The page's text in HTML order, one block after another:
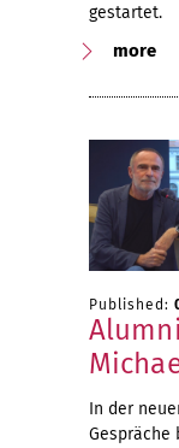
gestartet.
more
Published:
In der
Gespräche